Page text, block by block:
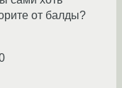
от балды?